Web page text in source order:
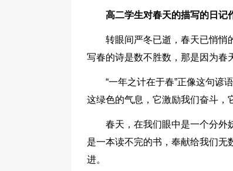
高二学生对春天的描写的日记
转眼间严冬已逝，春天已悄悄
写春的诗是数不胜数，那是因为春
“一年之计在于春”正像这句谚
这绿色的气息，它激励我们奋斗，
春天，在我们眼中是一个分外
是一本读不完的书，奉献给我们无
进。